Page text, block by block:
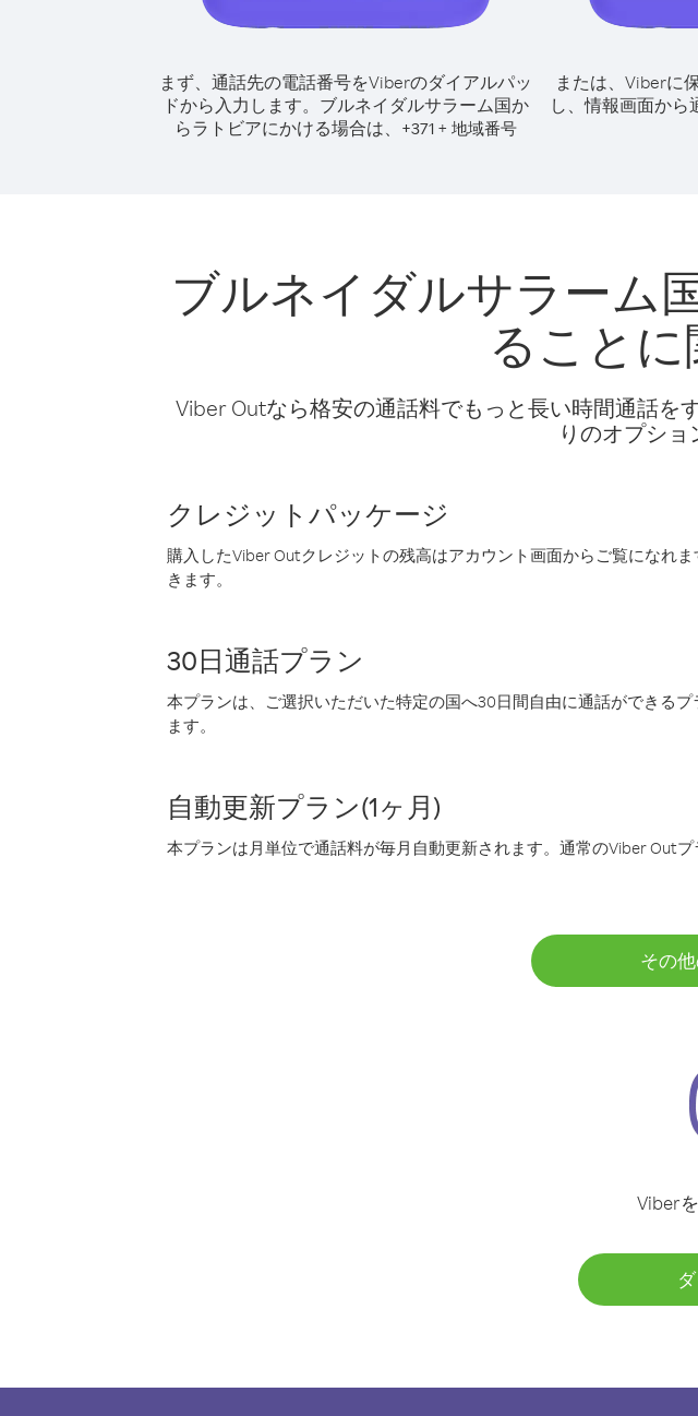
まず、通話先の電話番号をViberのダイアルパッ
ドから入力します。 ブルネイダルサラーム国か
らラトビアにかける場合は、 +371 + 地域番号
または、Viberに
し、情報画面から
ブルネイダルサラーム
ること
Viber Outなら格安の通話料でもっと長い時間通話を
りのオプショ
クレジットパッケージ
購入したViber Outクレジットの残高はアカウント画面からご覧になれ
きます。
30日通話プラン
本プランは、ご選択いただいた特定の国へ30日間自由に通話ができる
ます。
自動更新プラン(1ヶ月)
本プランは月単位で通話料が毎月自動更新されます。通常のViber Out
その
Viber